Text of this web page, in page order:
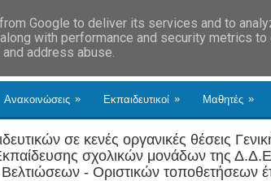
Ανακοινώσεις » Εκπαιδευτικοί » Μαθητές »
σε κενές οργανικές θέσεις
σχολικών μονάδων της
Βελτιώσεων - Οριστικών τοποθετήσεων
Google to deliver its services and to
with performance and security metrics
address abuse.